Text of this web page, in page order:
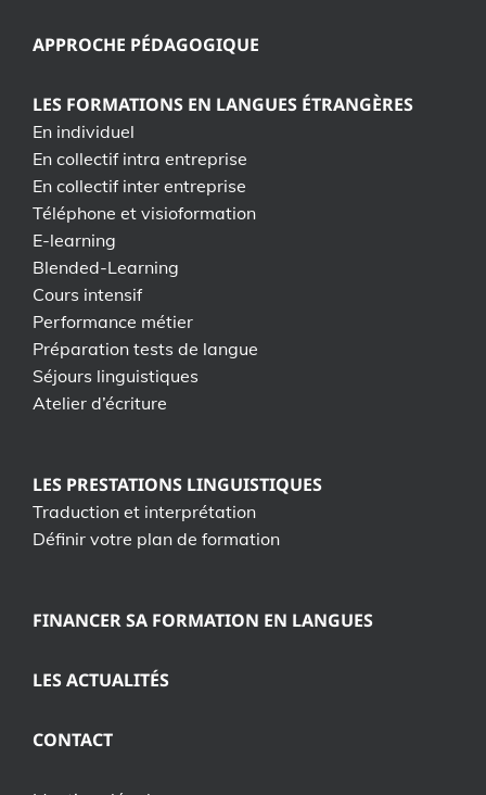
APPROCHE PÉDAGOGIQUE
LES FORMATIONS EN LANGUES ÉTRANGÈRES
En individuel
En collectif intra entreprise
En collectif inter entreprise
Téléphone et visioformation
E-learning
Blended-Learning
Cours intensif
Performance métier
Préparation tests de langue
Séjours linguistiques
Atelier d’écriture
LES PRESTATIONS LINGUISTIQUES
Traduction et interprétation
Définir votre plan de formation
FINANCER SA FORMATION EN LANGUES
LES ACTUALITÉS
CONTACT